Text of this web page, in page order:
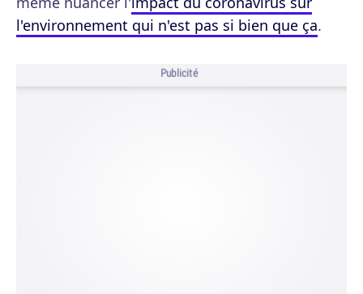
l'environnement qui n'est pas si bien que ça.
Publicité